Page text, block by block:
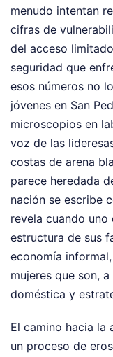
menudo intentan
cifras de
del acceso
seguridad que
esos números no
jóvenes en San
microscopios en
voz de las
costas de arena
parece heredada
nación se escribe
revela cuando
estructura de sus
economía
mujeres que son,
doméstica y
El camino hacia la
un proceso de